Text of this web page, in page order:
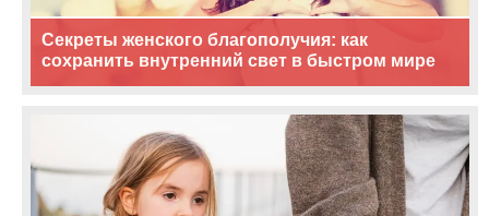
Секреты женского благополучия: как
сохранить внутренний свет в быстром мире